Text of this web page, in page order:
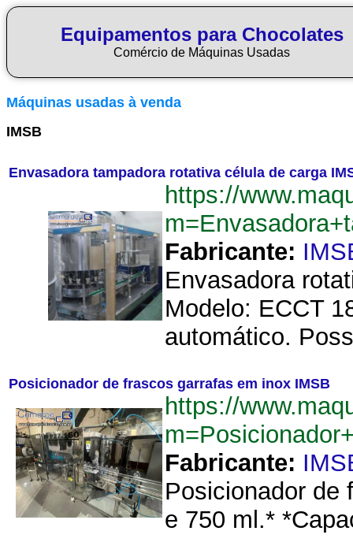
Equipamentos para Chocolates
Comércio de Máquinas Usadas
Máquinas usadas à venda
IMSB
Envasadora tampadora rotativa célula de carga
https://
Fabricante:
Envasadora
Modelo: ECCT
automático.
Posicionador de frascos garrafas em inox IMSB
https://
Fabricante:
Posicionador de
e 750 ml.*